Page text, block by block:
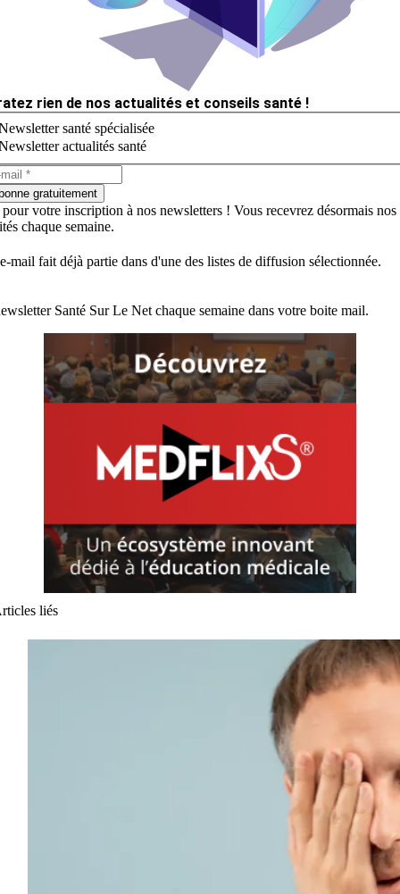
rien de nos actualités et conseils santé !
santé spécialisée
actualités santé
gratuitement
votre inscription à nos newsletters ! Vous recevrez désormais nos
chaque semaine.
mail fait déjà partie dans d'une des listes de diffusion sélectionnée.
Santé Sur Le Net chaque semaine dans votre boite mail.
liés